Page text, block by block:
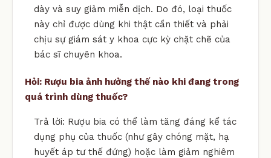
dày và suy giảm miễn dịch. Do đó, loại thuốc
này chỉ được dùng khi thật cần thiết và phải
chịu sự giám sát y khoa cực kỳ chặt chẽ của
bác sĩ chuyên khoa.
Hỏi: Rượu bia ảnh hưởng thế nào khi đang trong
quá trình dùng thuốc?
Trả lời: Rượu bia có thể làm tăng đáng kể tác
dụng phụ của thuốc (như gây chóng mặt, hạ
huyết áp tư thế đứng) hoặc làm giảm nghiêm